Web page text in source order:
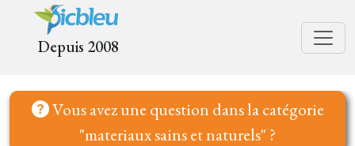
Depuis 2008
Vous avez une question dans la catégorie
"materiaux sains et naturels" ?